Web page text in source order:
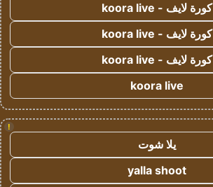
كورة لايف - koora live
كورة لايف - koora live
كورة لايف - koora live
koora live
!
يلا شوت
yalla shoot